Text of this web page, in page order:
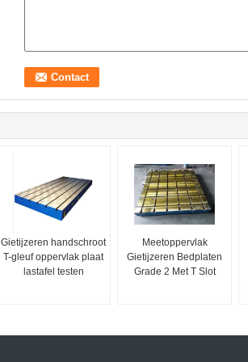
Gietijzeren handschroot
T-gleuf oppervlak plaat
lastafel testen
Meetoppervlak
Gietijzeren Bedplaten
Grade 2 Met T Slot